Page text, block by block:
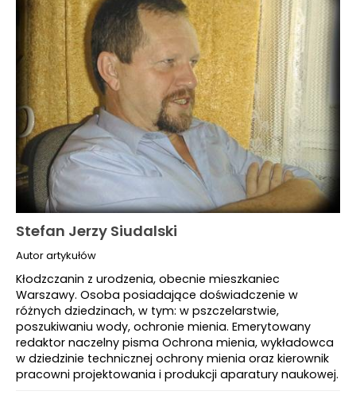
Stefan Jerzy Siudalski
Autor artykułów
Kłodzczanin z urodzenia, obecnie mieszkaniec
Warszawy. Osoba posiadające doświadczenie w
różnych dziedzinach, w tym: w pszczelarstwie,
poszukiwaniu wody, ochronie mienia. Emerytowany
redaktor naczelny pisma Ochrona mienia, wykładowca
w dziedzinie technicznej ochrony mienia oraz kierownik
pracowni projektowania i produkcji aparatury naukowej.